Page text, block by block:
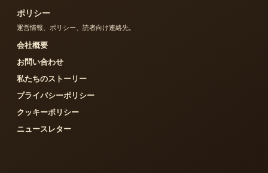
ポリシー
運営情報、ポリシー、読者向け連絡先。
会社概要
お問い合わせ
私たちのストーリー
プライバシーポリシー
クッキーポリシー
ニュースレター